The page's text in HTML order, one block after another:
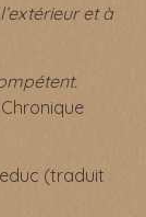
et à
Chronique
(traduit